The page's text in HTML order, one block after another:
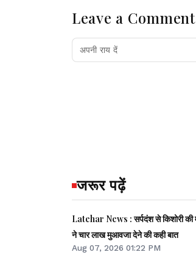
Leave a Comment
जरूर पढ़ें
Latehar News : सर्पदंश से किशोरी की मौत, सीओ
ने चार लाख मुआवजा देने की कही बात
Aug 07, 2026 01:22 PM